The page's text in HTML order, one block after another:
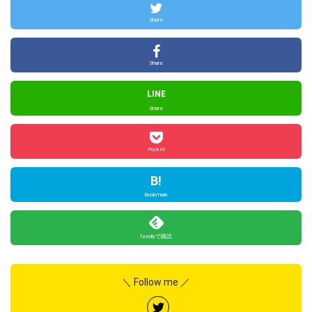
Share
Share
LINE
Share
Pocket
B!
Bookmark
feedlyで購読
＼ Follow me ／